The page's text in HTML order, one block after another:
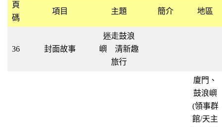
頁
碼
項目 主題 簡介 地區
36 封面故事
迷走鼓浪
嶼 清新趣
旅行
廈門、
鼓浪嶼
(領事群
館/天主